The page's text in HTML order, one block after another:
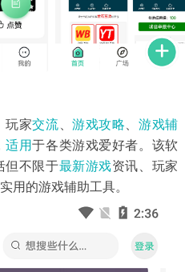
玩家交流、游戏攻略、 游戏辅
适用于各类游戏爱好者。该软
但不限于最新游戏资讯、玩家
用的游戏辅助工具。